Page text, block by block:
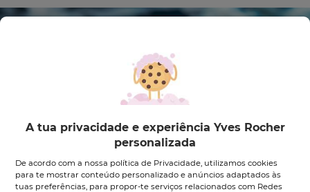
-10%
A tua privacidade e experiência Yves Rocher
personalizada
De acordo com a nossa política de Privacidade, utilizamos cookies
para te mostrar conteúdo personalizado e anúncios adaptados às
tuas preferências, para propor-te serviços relacionados com Redes